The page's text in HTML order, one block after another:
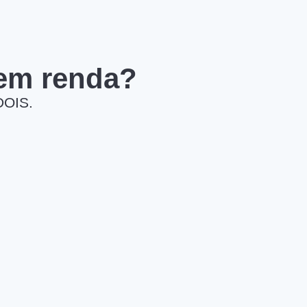
renda?